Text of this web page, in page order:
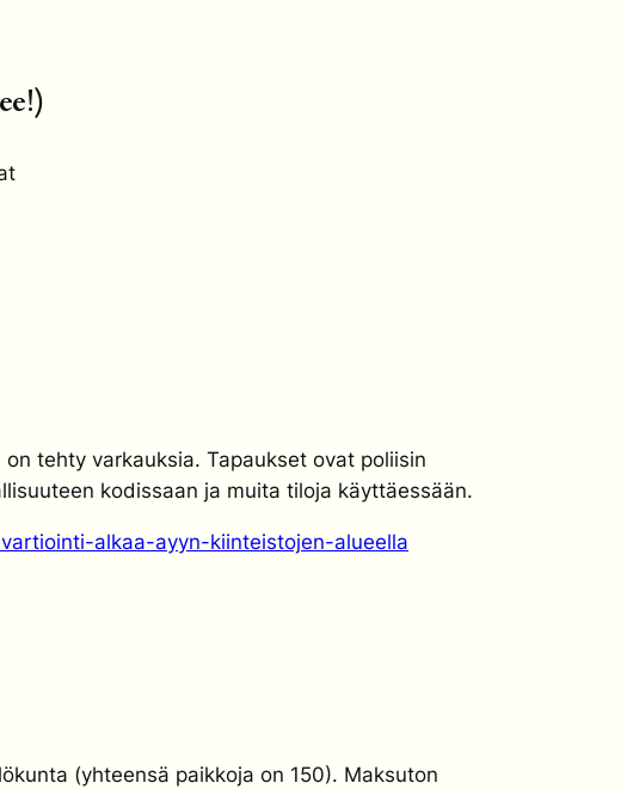
tehty varkauksia. Tapaukset ovat poliisin
kodissaan ja muita tiloja käyttäessään.
alkaa-ayyn-kiinteistojen-alueella
(yhteensä paikkoja on 150). Maksuton